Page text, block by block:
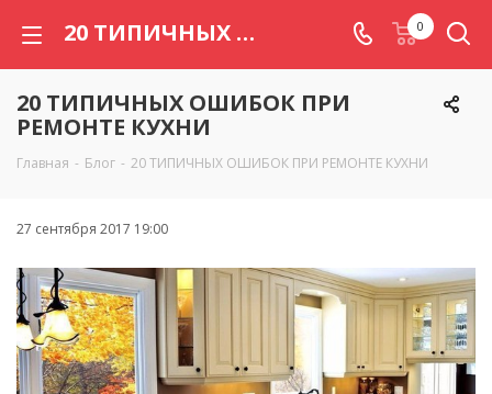
20 ТИПИЧНЫХ ОШИБОК ПРИ РЕМОНТЕ КУХНИ 0
20 ТИПИЧНЫХ ОШИБОК ПРИ
РЕМОНТЕ КУХНИ
Главная - Блог - 20 ТИПИЧНЫХ ОШИБОК ПРИ РЕМОНТЕ КУХНИ
27 сентября 2017 19:00